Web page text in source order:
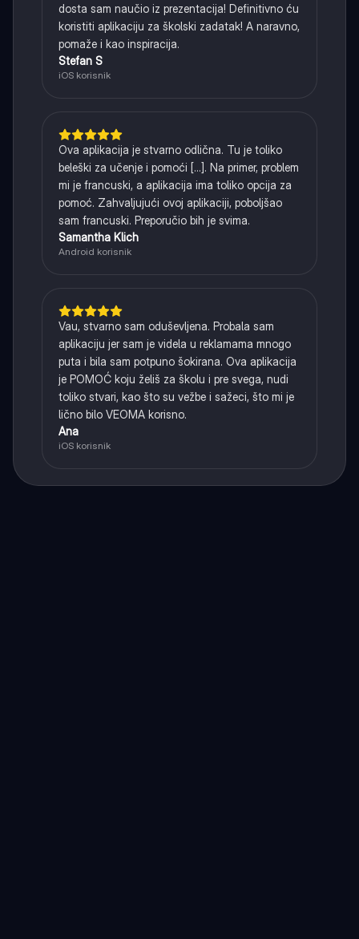
dosta sam naučio iz prezentacija! Definitivno ću
koristiti aplikaciju za školski zadatak! A naravno,
pomaže i kao inspiracija.
Stefan S
iOS korisnik
Ova aplikacija je stvarno odlična. Tu je toliko
beleški za učenje i pomoći [...]. Na primer, problem
mi je francuski, a aplikacija ima toliko opcija za
pomoć. Zahvaljujući ovoj aplikaciji, poboljšao
sam francuski. Preporučio bih je svima.
Samantha Klich
Android korisnik
Vau, stvarno sam oduševljena. Probala sam
aplikaciju jer sam je videla u reklamama mnogo
puta i bila sam potpuno šokirana. Ova aplikacija
je POMOĆ koju želiš za školu i pre svega, nudi
toliko stvari, kao što su vežbe i sažeci, što mi je
lično bilo VEOMA korisno.
Ana
iOS korisnik